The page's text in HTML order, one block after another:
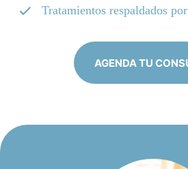
Tratamientos respaldados
AGENDA TU